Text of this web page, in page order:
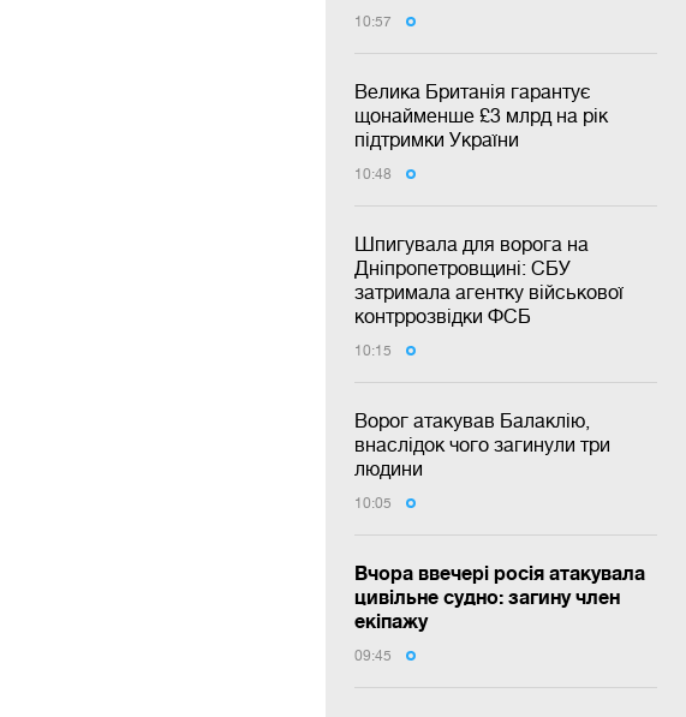
10:57
Велика Британія гарантує
щонайменше £3 млрд на рік
підтримки України
10:48
Шпигувала для ворога на
Дніпропетровщині: СБУ
затримала агентку військової
контррозвідки ФСБ
10:15
Ворог атакував Балаклію,
внаслідок чого загинули три
людини
10:05
Вчора ввечері росія атакувала
цивільне судно: загину член
екіпажу
09:45